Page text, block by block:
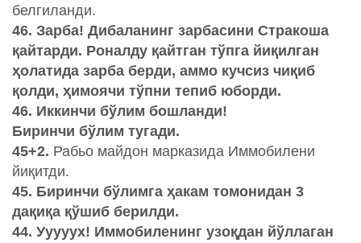
белгиланди.
46. Зарба! Дибаланинг зарбасини Стракоша
қайтарди. Роналду қайтган тўпга йиқилган
ҳолатида зарба берди, аммо кучсиз чиқиб
қолди, ҳимоячи тўпни тепиб юборди.
46. Иккинчи бўлим бошланди!
Биринчи бўлим тугади.
45+2. Рабьо майдон марказида Иммобилени
йиқитди.
45. Биринчи бўлимга ҳакам томонидан 3
дақиқа қўшиб берилди.
44. Ууууух! Иммобиленинг узоқдан йўллаган